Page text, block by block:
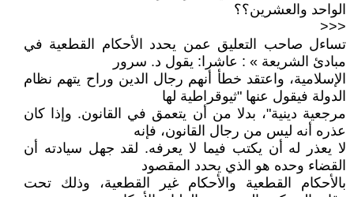
الواحد والعشرين؟؟
<<<
تساءل صاحب التعليق عمن يحدد الأحكام القطعية في
مبادئ الشريعة » : عاشرا: يقول د. سرور
الإسلامية، واعتقد خطأ أنهم رجال الدين وراح يتهم نظام
الدولة فيقول عنها "ثيوقراطية لها
مرجعية دينية"، بدلا من أن يتعمق في القانون. وإذا كان
عذره أنه ليس من رجال القانون، فإنه
لا يعذر له أن يكتب فيما لا يعرفه. لقد جهل سيادته أن
القضاء وحده هو الذي يحدد المقصود
بالأحكام القطعية والأحكام غير القطعية، وذلك تحت